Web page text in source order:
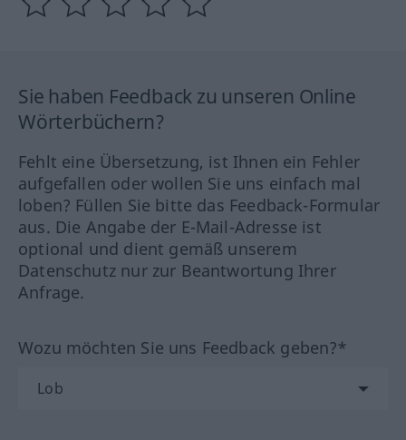
Sie haben Feedback zu unseren Online
Wörterbüchern?
Fehlt eine Übersetzung, ist Ihnen ein Fehler
aufgefallen oder wollen Sie uns einfach mal
loben? Füllen Sie bitte das Feedback-Formular
aus. Die Angabe der E-Mail-Adresse ist
optional und dient gemäß unserem
Datenschutz nur zur Beantwortung Ihrer
Anfrage.
Wozu möchten Sie uns Feedback geben?*